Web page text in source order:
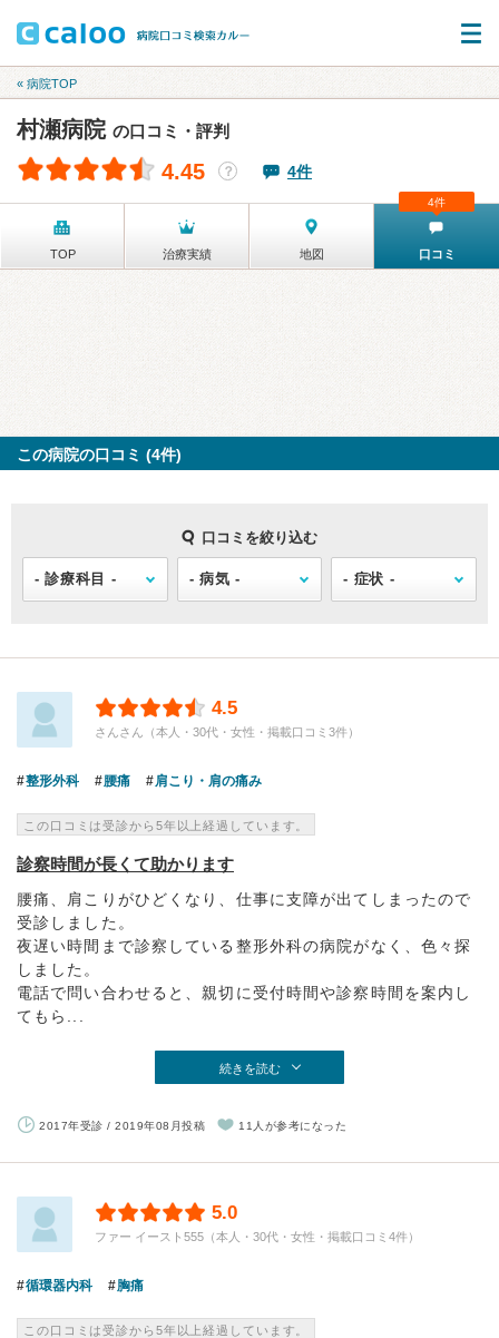
« 病院TOP
村瀬病院 の口コミ・評判
4.45 ？ 4件
TOP 治療実績 地図 口コミ
4件
この病院の口コミ (4件)
口コミを絞り込む
4.5
さんさん（本人・30代・女性・掲載口コミ3件）
整形外科 腰痛 肩こり・肩の痛み
この口コミは受診から5年以上経過しています。
診察時間が長くて助かります
腰痛、肩こりがひどくなり、仕事に支障が出てしまったので
受診しました。
夜遅い時間まで診察している整形外科の病院がなく、色々探
しました。
電話で問い合わせると、親切に受付時間や診察時間を案内し
てもら...
続きを読む
2017年受診 / 2019年08月投稿 11人が参考になった
5.0
ファー イースト555（本人・30代・女性・掲載口コミ4件）
循環器内科 胸痛
この口コミは受診から5年以上経過しています。